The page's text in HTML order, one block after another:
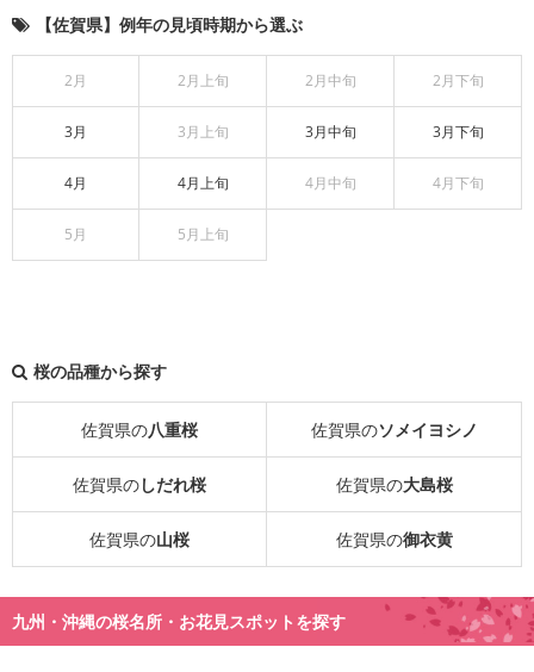
【佐賀県】例年の見頃時期から選ぶ
2月 2月上旬 2月中旬 2月下旬
3月 3月上旬 3月中旬 3月下旬
4月 4月上旬 4月中旬 4月下旬
5月 5月上旬
桜の品種から探す
佐賀県の八重桜 佐賀県のソメイヨシノ
佐賀県のしだれ桜 佐賀県の大島桜
佐賀県の山桜 佐賀県の御衣黄
九州・沖縄の桜名所・お花見スポットを探す